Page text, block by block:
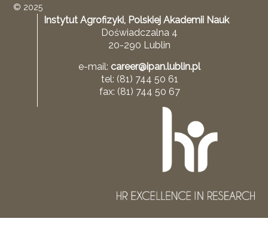
© 2025
Instytut Agrofizyki, Polskiej Akademii Nauk
Doświadczalna 4
20-290 Lublin
e-mail: career@ipan.lublin.pl
tel: (81) 744 50 61
fax: (81) 744 50 67